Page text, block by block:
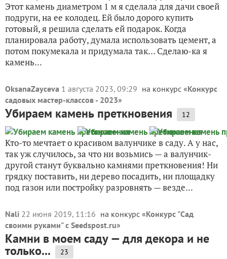
Этот камень диаметром 1 м я сделала для дачи своей
подруги, на ее колодец. Ей было дорого купить
готовый, я решила сделать ей подарок. Когда
планировала работу, думала использовать цемент, а
потом покумекала и придумала так… Сделаю-ка я
камень...
OksanaZayceva 1 августа 2023, 09:29 на конкурс «Конкурс
садовых мастер-классов - 2023»
Убираем камень преткновения 12
Кто-то мечтает о красивом валунчике в саду. А у нас,
так уж случилось, за что ни возьмись — а валунчик-
другой станут буквально камнями преткновения! Ни
грядку поставить, ни дерево посадить, ни площадку
под газон или постройку разровнять — везде...
Nali 22 июня 2019, 11:16 на конкурс «Конкурс "Сад
своими руками" с Seedspost.ru»
Камни в моем саду — для декора и не
только... 23